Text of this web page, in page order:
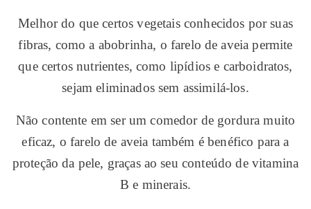
Melhor do que certos vegetais conhecidos por suas
fibras, como a abobrinha, o farelo de aveia permite
que certos nutrientes, como lipídios e carboidratos,
sejam eliminados sem assimilá-los.
Não contente em ser um comedor de gordura muito
eficaz, o farelo de aveia também é benéfico para a
proteção da pele, graças ao seu conteúdo de vitamina
B e minerais.